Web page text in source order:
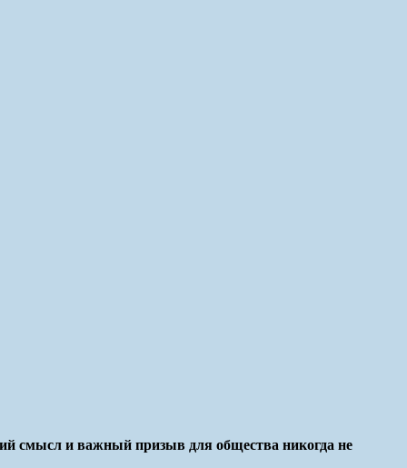
смысл и важный призыв для общества никогда не